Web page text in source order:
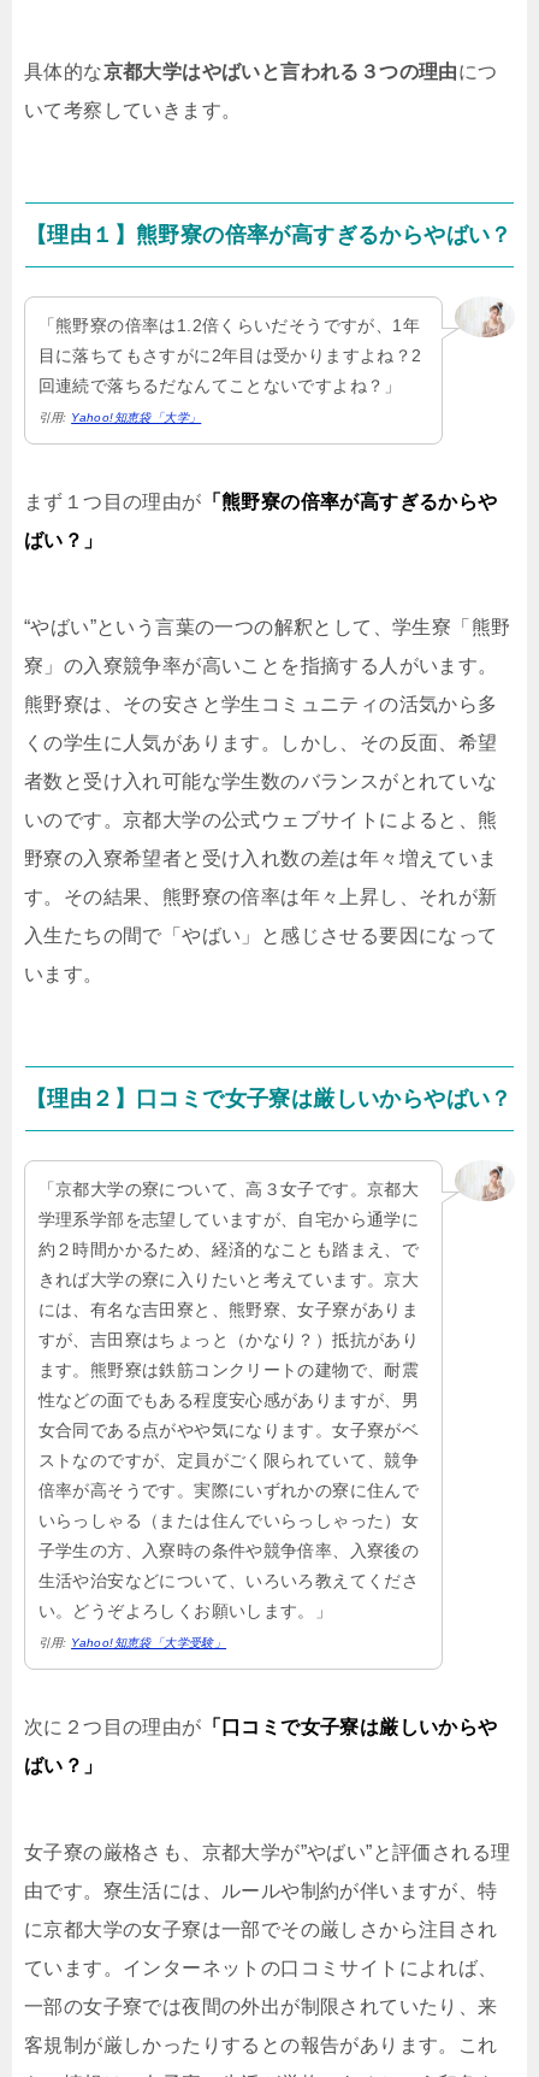
具体的な京都大学はやばいと言われる３つの理由につ
いて考察していきます。
【理由１】熊野寮の倍率が高すぎるからやばい？
「熊野寮の倍率は1.2倍くらいだそうですが、1年
目に落ちてもさすがに2年目は受かりますよね？2
回連続で落ちるだなんてことないですよね？」
引用: Yahoo!知恵袋「大学」
まず１つ目の理由が 「熊野寮の倍率が高すぎるからや
ばい？」
“やばい”という言葉の一つの解釈として、学生寮「熊野
寮」の入寮競争率が高いことを指摘する人がいます。
熊野寮は、その安さと学生コミュニティの活気から多
くの学生に人気があります。しかし、その反面、希望
者数と受け入れ可能な学生数のバランスがとれていな
いのです。京都大学の公式ウェブサイトによると、熊
野寮の入寮希望者と受け入れ数の差は年々増えていま
す。その結果、熊野寮の倍率は年々上昇し、それが新
入生たちの間で「やばい」と感じさせる要因になって
います。
【理由２】口コミで女子寮は厳しいからやばい？
「京都大学の寮について、高３女子です。京都大
学理系学部を志望していますが、自宅から通学に
約２時間かかるため、経済的なことも踏まえ、で
きれば大学の寮に入りたいと考えています。京大
には、有名な吉田寮と、熊野寮、女子寮がありま
すが、吉田寮はちょっと（かなり？）抵抗があり
ます。熊野寮は鉄筋コンクリートの建物で、耐震
性などの面でもある程度安心感がありますが、男
女合同である点がやや気になります。女子寮がベ
ストなのですが、定員がごく限られていて、競争
倍率が高そうです。実際にいずれかの寮に住んで
いらっしゃる（または住んでいらっしゃった）女
子学生の方、入寮時の条件や競争倍率、入寮後の
生活や治安などについて、いろいろ教えてくださ
い。どうぞよろしくお願いします。」
引用: Yahoo!知恵袋「大学受験」
次に２つ目の理由が 「口コミで女子寮は厳しいからや
ばい？」
女子寮の厳格さも、京都大学が”やばい”と評価される理
由です。寮生活には、ルールや制約が伴いますが、特
に京都大学の女子寮は一部でその厳しさから注目され
ています。インターネットの口コミサイトによれば、
一部の女子寮では夜間の外出が制限されていたり、来
客規制が厳しかったりするとの報告があります。これ